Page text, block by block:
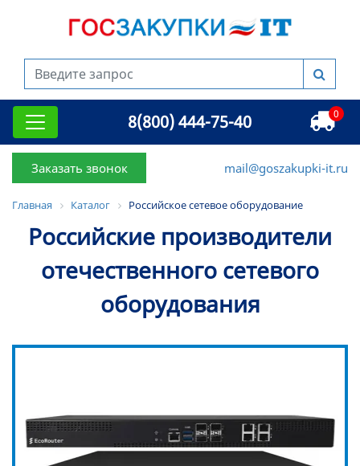
8(800) 444-75-40 0
Заказать звонок mail@goszakupki-it.ru
Главная Каталог Российское сетевое оборудование
Российские производители
отечественного сетевого
оборудования